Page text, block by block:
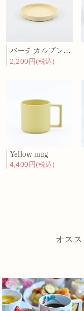
バーチカルプレート 15cm 化粧土
2,200円(税込)
Yellow mug
4,400円(税込)